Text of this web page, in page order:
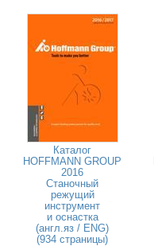
Каталог
HOFFMANN GROUP
2016
Станочный
режущий
инструмент
и оснастка
(англ.яз / ENG)
(934 страницы)